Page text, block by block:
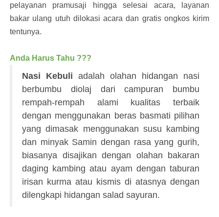
pelayanan pramusaji hingga selesai acara, layanan
bakar ulang utuh dilokasi acara dan gratis ongkos kirim
tentunya.
Anda Harus Tahu ???
Nasi Kebuli adalah olahan hidangan nasi
berbumbu diolaj dari campuran bumbu
rempah-rempah alami kualitas terbaik
dengan menggunakan beras basmati pilihan
yang dimasak menggunakan susu kambing
dan minyak Samin dengan rasa yang gurih,
biasanya disajikan dengan olahan bakaran
daging kambing atau ayam dengan taburan
irisan kurma atau kismis di atasnya dengan
dilengkapi hidangan salad sayuran.